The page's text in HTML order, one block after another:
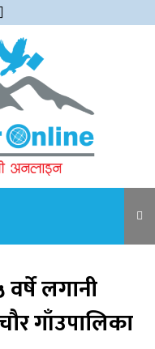
लैजाँदै गरिएको १८०
लगानी
गाँउपालिका